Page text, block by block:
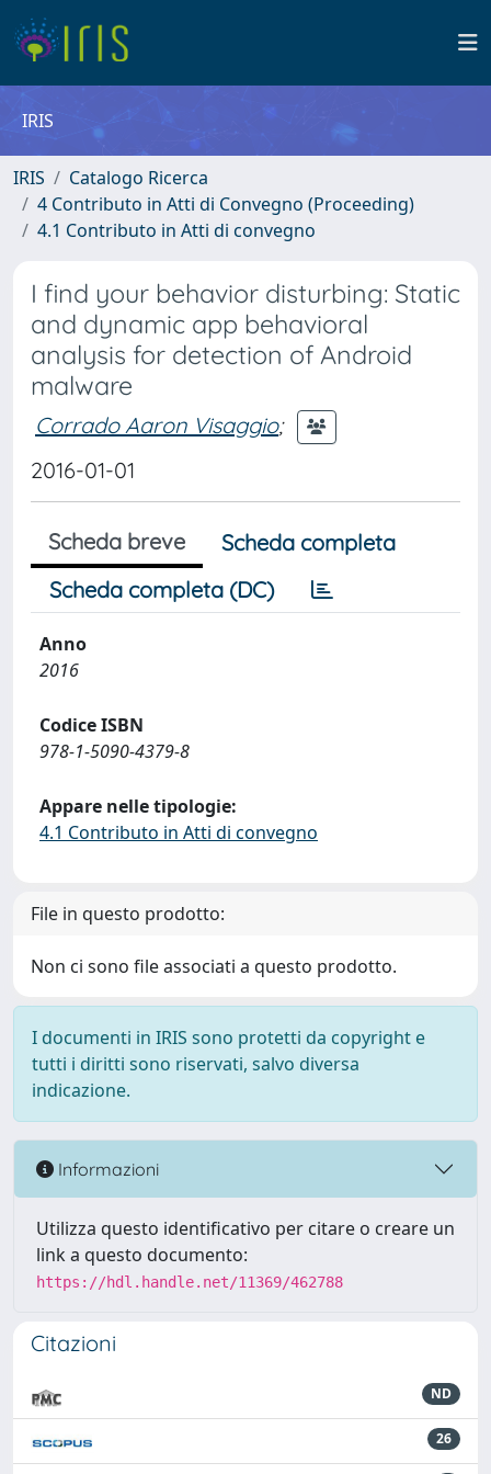
IRIS
IRIS
Catalogo Ricerca
4 Contributo in Atti di Convegno (Proceeding)
4.1 Contributo in Atti di convegno
I find your behavior disturbing: Static
and dynamic app behavioral
analysis for detection of Android
malware
Corrado Aaron Visaggio;
2016-01-01
Scheda breve
Scheda completa
Scheda completa (DC)
Anno
2016
Codice ISBN
978-1-5090-4379-8
Appare nelle tipologie:
4.1 Contributo in Atti di convegno
File in questo prodotto:
Non ci sono file associati a questo prodotto.
I documenti in IRIS sono protetti da copyright e
tutti i diritti sono riservati, salvo diversa
indicazione.
Informazioni
Utilizza questo identificativo per citare o creare un
link a questo documento:
https://hdl.handle.net/11369/462788
Citazioni
ND
26